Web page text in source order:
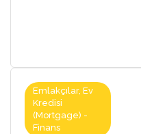
Emlakçılar, Ev
Kredisi
(Mortgage) -
Finans